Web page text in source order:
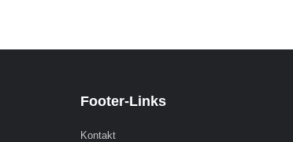
Footer-Links
Kontakt